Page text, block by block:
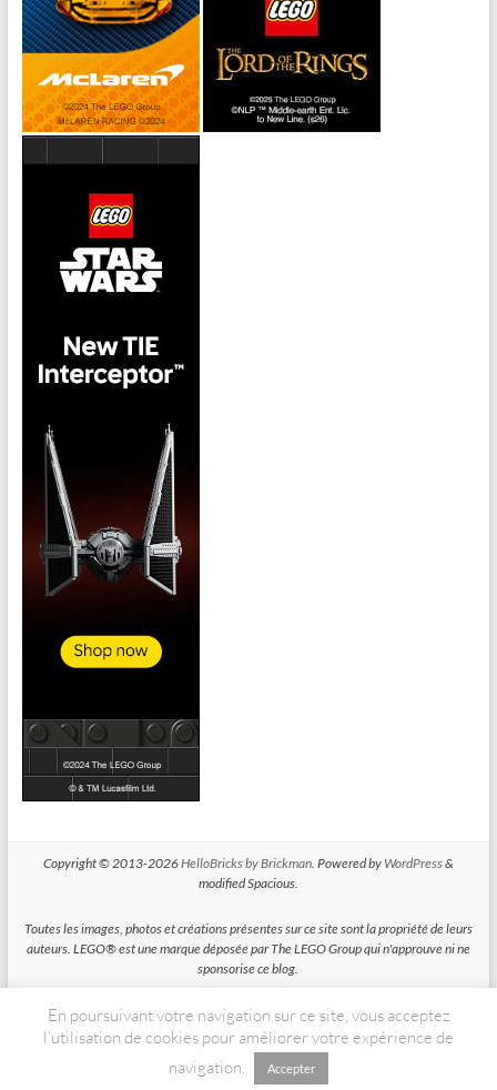
Copyright © 2013-2026HelloBricks by Brickman. Powered by WordPress&
modified Spacious.
Toutes les images, photos et créations présentes sur ce site sont la propriété de leurs
auteurs. LEGO® est une marque déposée par The LEGO Group qui n'approuve ni ne
sponsorise ce blog.
HelloBricks participe au Programme Partenaires d'Amazon EU, un programme
d'affiliation conçu pour permettre à des sites de percevoir une rémunération grace à
la création de liens vers Amazon.fr
En poursuivant votre navigation sur ce site, vous acceptez
l’utilisation de cookies pour améliorer votre expérience de
navigation.
Accepter